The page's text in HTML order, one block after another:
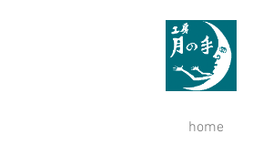
home